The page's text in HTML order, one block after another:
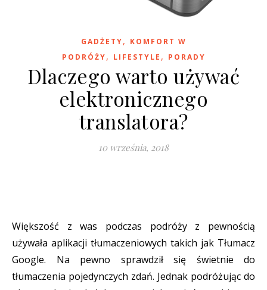
GADŻETY, KOMFORT W
PODRÓŻY, LIFESTYLE , PORADY
Dlaczego warto używać
elektronicznego
translatora?
10 września, 2018
Większość z was podczas podróży z pewnością
używała aplikacji tłumaczeniowych takich jak Tłumacz
Google. Na pewno sprawdził się świetnie do
tłumaczenia pojedynczych zdań. Jednak podróżując do